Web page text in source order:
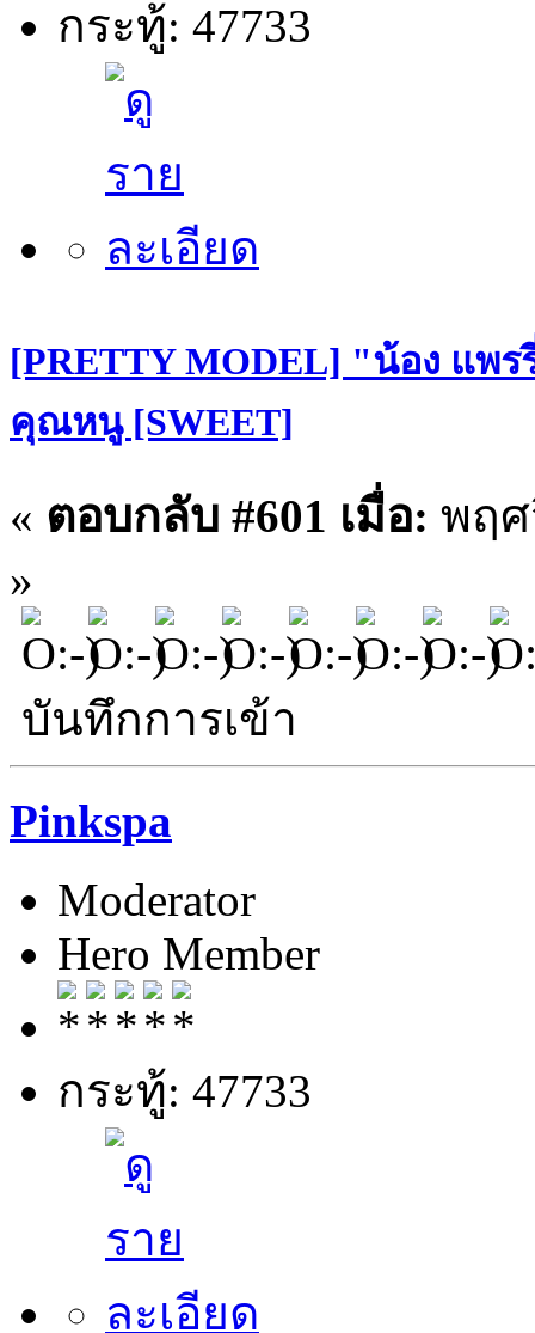
กระทู้: 47733
[PRETTY MODEL] "น้อง แพ
คุณหนู [SWEET]
« ตอบกลับ #601 เมื่อ: พฤศ
»
บันทึกการเข้า
Pinkspa
Moderator
Hero Member
กระทู้: 47733